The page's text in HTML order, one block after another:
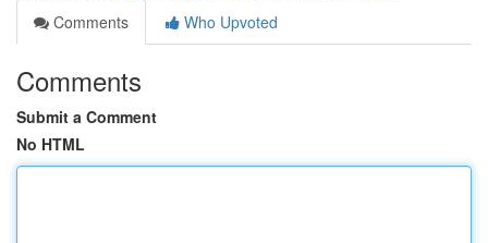
Comments
Who Upvoted
Comments
Submit a Comment
No HTML